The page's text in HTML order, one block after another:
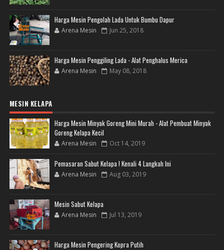
Harga Mesin Pengolah Lada Untuk Bumbu Dapur
Arena Mesin Jun 25, 2018
Harga Mesin Penggiling Lada - Alat Penghalus Merica
Arena Mesin May 08, 2018
MESIN KELAPA
Harga Mesin Minyak Goreng Mini Murah - Alat Pembuat Minyak
Goreng Kelapa Kecil
Arena Mesin Oct 14, 2019
Pemasaran Sabut Kelapa ! Kenali 4 Langkah Ini
Arena Mesin Aug 03, 2019
Mesin Sabut Kelapa
Arena Mesin Jul 13, 2019
Harga Mesin Pengering Kopra Putih